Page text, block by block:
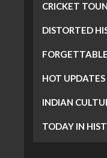
CRICKET
DISTORTED
HOT UPDATES
INDIAN
TODAY IN